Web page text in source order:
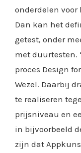
onderdelen
Dan kan het
getest, onder
met duurtesten.
proces Design
Wezel. Daarbij
te realiseren
prijsniveau en
in bijvoorbeeld
zijn dat